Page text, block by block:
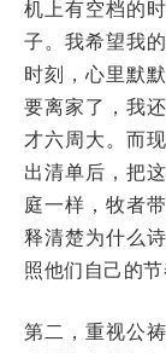
机上有空档的
子。我希望我
时刻，心里默
要离家了，我
才六周大。而
出清单后，把
庭一样，牧者
释清楚为什么
照他们自己的节
第二，重视公